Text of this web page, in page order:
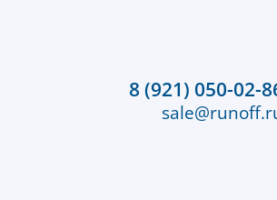
8 (921) 050-02-